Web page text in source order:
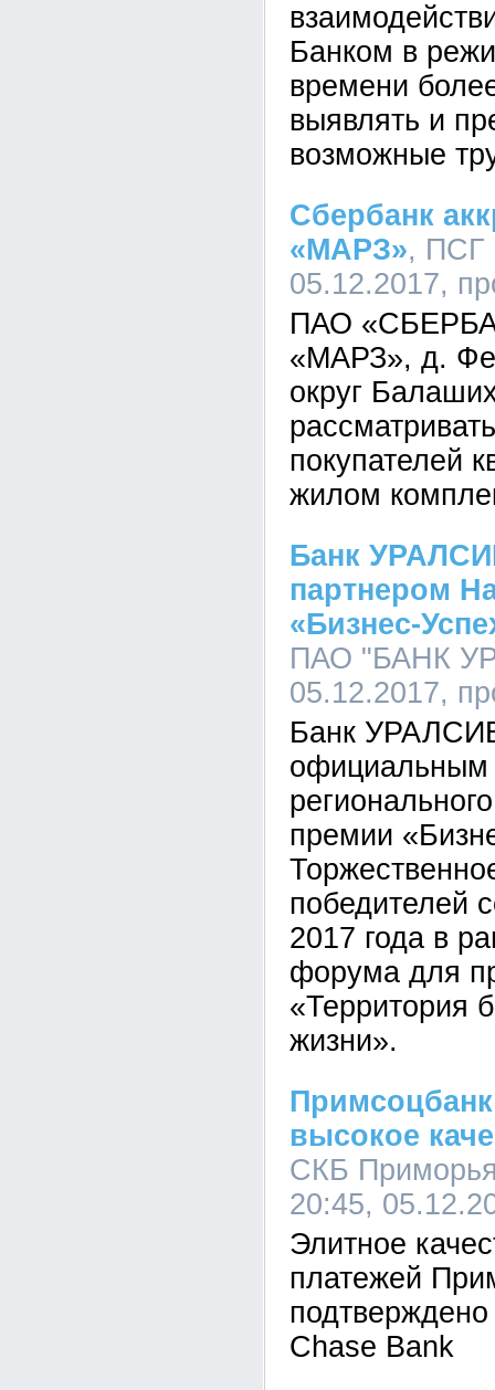
Банком в
времени
выявлять и
возможные
Сбербанк
«МАРЗ», ПСГ
05.12.2017,
ПАО
«МАРЗ», д.
округ
покупателей
жилом
Банк
партнером
«Бизнес-
ПАО "БАНК
05.12.2017,
Банк
официальным
премии
победителей
2017 года в
форума для
«Территория
жизни».
высокое
СКБ
20:45,
Элитное
платежей
Chase Bank